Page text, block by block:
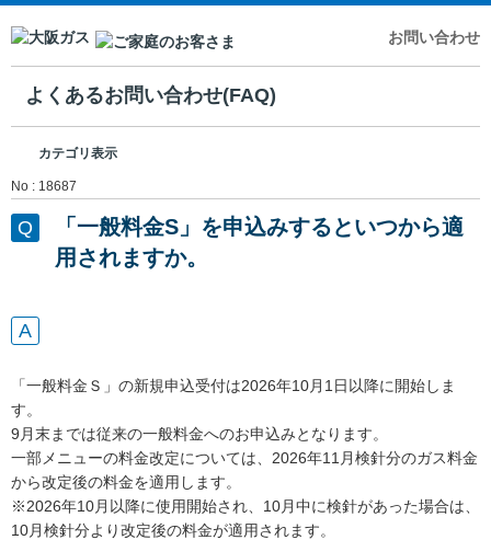
お問い合わせ
よくあるお問い合わせ(FAQ)
カテゴリ表示
No : 18687
「一般料金S」を申込みするといつから適
用されますか。
「一般料金Ｓ」の新規申込受付は2026年10月1日以降に開始しま
す。
9月末までは従来の一般料金へのお申込みとなります。
一部メニューの料金改定については、2026年11月検針分のガス料金
から改定後の料金を適用します。
※2026年10月以降に使用開始され、10月中に検針があった場合は、
10月検針分より改定後の料金が適用されます。